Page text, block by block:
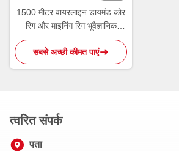
1500 मीटर वायरलाइन डायमंड कोर
रिग और माइनिंग रिग भूवैज्ञानिक
अन्वेषण
सबसे अच्छी कीमत पाएं
त्वरित संपर्क
पता